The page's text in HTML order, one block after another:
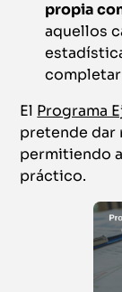
propia
aquellos
El Programa
pretende dar
permitiendo
práctico.